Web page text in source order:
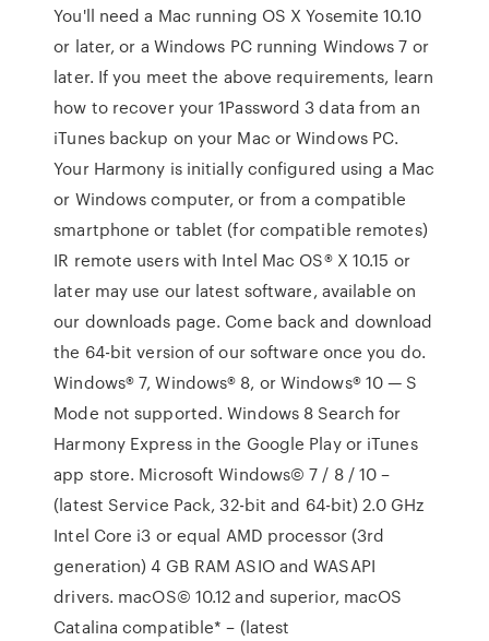
You'll need a Mac running OS X Yosemite 10.10
or later, or a Windows PC running Windows 7 or
later. If you meet the above requirements, learn
how to recover your 1Password 3 data from an
iTunes backup on your Mac or Windows PC.
Your Harmony is initially configured using a Mac
or Windows computer, or from a compatible
smartphone or tablet (for compatible remotes)
IR remote users with Intel Mac OS® X 10.15 or
later may use our latest software, available on
our downloads page. Come back and download
the 64-bit version of our software once you do.
Windows® 7, Windows® 8, or Windows® 10 — S
Mode not supported. Windows 8 Search for
Harmony Express in the Google Play or iTunes
app store. Microsoft Windows© 7 / 8 / 10 –
(latest Service Pack, 32-bit and 64-bit) 2.0 GHz
Intel Core i3 or equal AMD processor (3rd
generation) 4 GB RAM ASIO and WASAPI
drivers. macOS© 10.12 and superior, macOS
Catalina compatible* – (latest